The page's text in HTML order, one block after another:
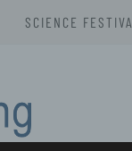
SCIENCE